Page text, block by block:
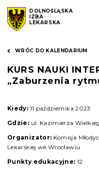
DOLNOŚLĄSKA
IZBA
LEKARSKA
WRÓC DO KALENDARIUM
KURS NAUKI
„Zaburzenia
Kiedy: 11 października 2023
Gdzie: ul. Kazimierza
Organizator: Komisja
Lekarskiej we Wrocławiu
Punkty edukacyjne: 12